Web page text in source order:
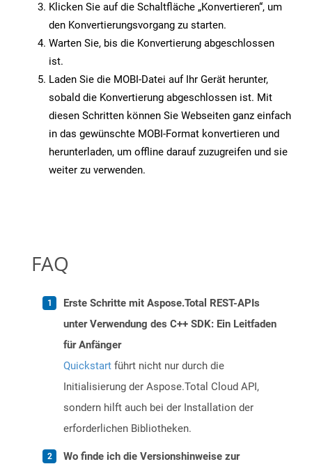
Klicken Sie auf die Schaltfläche „Konvertieren“, um
den Konvertierungsvorgang zu starten.
Warten Sie, bis die Konvertierung abgeschlossen
ist.
Laden Sie die MOBI-Datei auf Ihr Gerät herunter,
sobald die Konvertierung abgeschlossen ist. Mit
diesen Schritten können Sie Webseiten ganz einfach
in das gewünschte MOBI-Format konvertieren und
herunterladen, um offline darauf zuzugreifen und sie
weiter zu verwenden.
FAQ
Erste Schritte mit Aspose.Total REST-APIs
unter Verwendung des C++ SDK: Ein Leitfaden
für Anfänger
Quickstart führt nicht nur durch die
Initialisierung der Aspose.Total Cloud API,
sondern hilft auch bei der Installation der
erforderlichen Bibliotheken.
Wo finde ich die Versionshinweise zur